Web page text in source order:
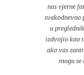
nas vjerne
svakodnevno
u
izdvojio kao
ako vas
mogu se